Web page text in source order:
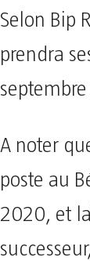
Selon Bip
prendra
A noter
poste au
2020, et